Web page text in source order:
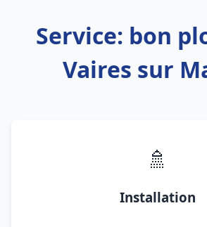
Service: bon
Vaires sur
🚿
Installation